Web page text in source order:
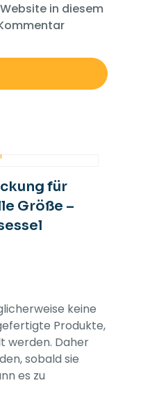
in diesem
für
Größe –
keine
Produkte,
werden. Daher
sobald sie
es zu